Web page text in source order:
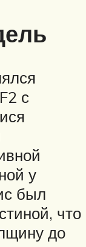
с
у
был
что
до